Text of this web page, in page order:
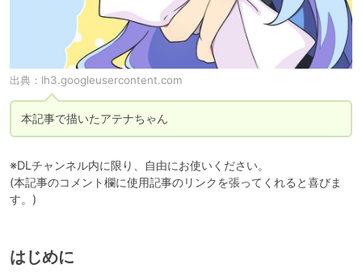
出典： lh3.googleusercontent.com
本記事で描いたアテナちゃん
※DLチャンネル内に限り、自由にお使いください。
(本記事のコメント欄に使用記事のリンクを張ってくれると喜びま
す。)
はじめに